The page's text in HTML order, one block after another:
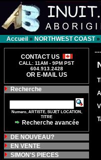
Accueil » NORTHWEST COAST»
CONTACT US
CALL: 11AM - 9PM PST
604.913.2428
OR E-MAIL US
Recherche
Numero, ARTISTE, SUJET LOCATION,
TITRE
Recherche avancée
DE NOUVEAU?
EN VENTE
SIMON'S PIECES